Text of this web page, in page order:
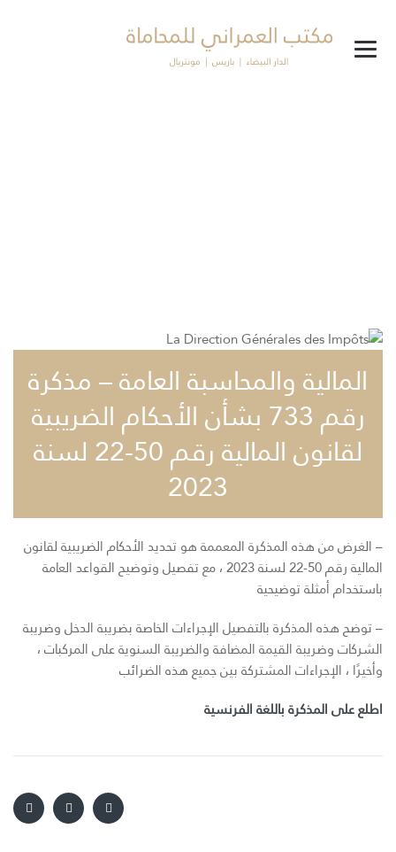
المالية والمحاسبة العامة – مذكرة
رقم 733 بشأن الأحكام الضريبية
لقانون المالية رقم 50-22 لسنة
2023
– الغرض من هذه المذكرة المعممة هو تحديد الأحكام الضريبية لقانون
المالية رقم 50-22 لسنة 2023 ، مع تفصيل وتوضيح القواعد العامة
باستخدام أمثلة توضيحية
– توضح هذه المذكرة بالتفصيل الإجراءات الخاصة بضريبة الدخل وضريبة
الشركات وضريبة القيمة المضافة والضريبة السنوية على المركبات ،
وأخيرًا ، الإجراءات المشتركة بين جميع هذه الضرائب
اطلع على المذكرة باللغة الفرنسية